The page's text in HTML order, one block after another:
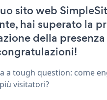
sito web
hai superato la
della
a tough question: come
visitatori?